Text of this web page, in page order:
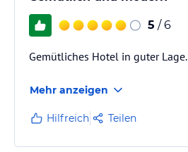
5 / 6
Gemütliches Hotel in guter Lage.
Mehr anzeigen
Hilfreich Teilen